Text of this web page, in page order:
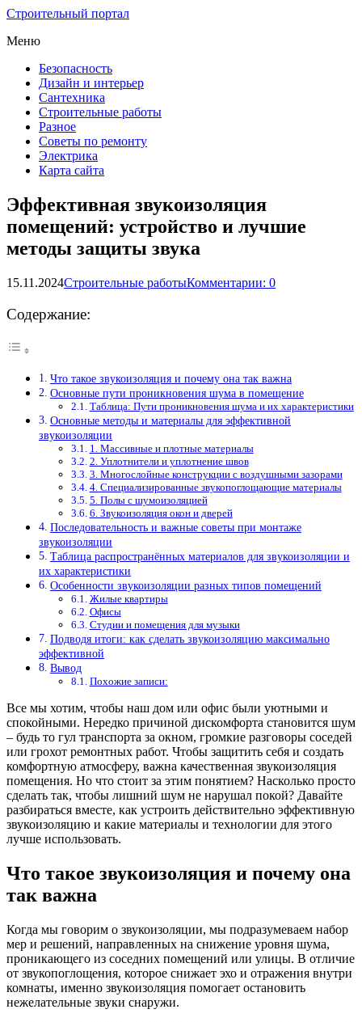
Строительный портал
Меню
Безопасность
Дизайн и интерьер
Сантехника
Строительные работы
Разное
Советы по ремонту
Электрика
Карта сайта
Эффективная звукоизоляция
помещений: устройство и лучшие
методы защиты звука
15.11.2024Строительные работыКомментарии: 0
Содержание:
Что такое звукоизоляция и почему она так важна
Основные пути проникновения шума в помещение
Таблица: Пути проникновения шума и их характеристики
Основные методы и материалы для эффективной
звукоизоляции
1. Массивные и плотные материалы
2. Уплотнители и уплотнение швов
3. Многослойные конструкции с воздушными зазорами
4. Специализированные звукопоглощающие материалы
5. Полы с шумоизоляцией
6. Звукоизоляция окон и дверей
Последовательность и важные советы при монтаже
звукоизоляции
Таблица распространённых материалов для звукоизоляции и
их характеристики
Особенности звукоизоляции разных типов помещений
Жилые квартиры
Офисы
Студии и помещения для музыки
Подводя итоги: как сделать звукоизоляцию максимально
эффективной
Вывод
Похожие записи:
Все мы хотим, чтобы наш дом или офис были уютными и
спокойными. Нередко причиной дискомфорта становится шум
– будь то гул транспорта за окном, громкие разговоры соседей
или грохот ремонтных работ. Чтобы защитить себя и создать
комфортную атмосферу, важна качественная звукоизоляция
помещения. Но что стоит за этим понятием? Насколько просто
сделать так, чтобы лишний шум не нарушал покой? Давайте
разбираться вместе, как устроить действительно эффективную
звукоизоляцию и какие материалы и технологии для этого
лучше использовать.
Что такое звукоизоляция и почему она
так важна
Когда мы говорим о звукоизоляции, мы подразумеваем набор
мер и решений, направленных на снижение уровня шума,
проникающего из соседних помещений или улицы. В отличие
от звукопоглощения, которое снижает эхо и отражения внутри
комнаты, именно звукоизоляция помогает остановить
нежелательные звуки снаружи.